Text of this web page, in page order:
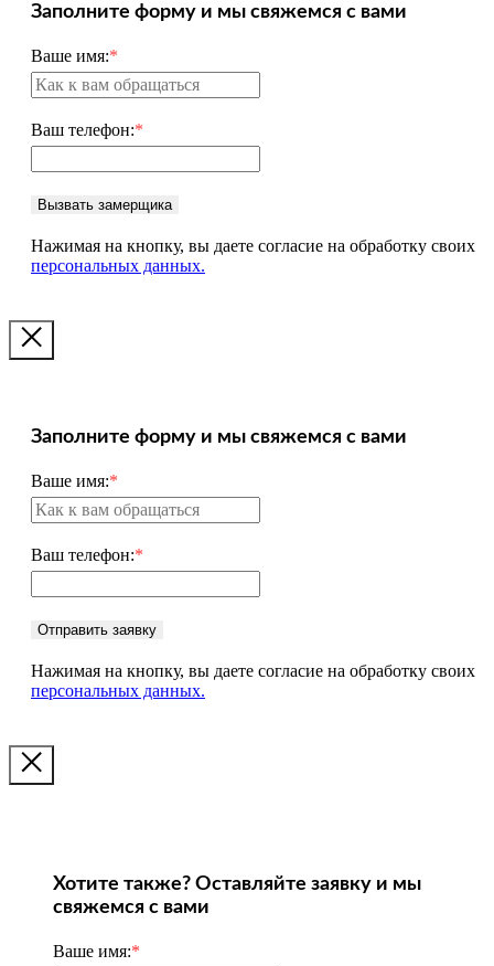
Заполните форму и мы свяжемся с вами
Ваше имя:*
Ваш телефон:*
Вызвать замерщика
Нажимая на кнопку, вы даете согласие на обработку своих
персональных данных.
Заполните форму и мы свяжемся с вами
Ваше имя:*
Ваш телефон:*
Отправить заявку
Нажимая на кнопку, вы даете согласие на обработку своих
персональных данных.
Хотите также? Оставляйте заявку и мы
свяжемся с вами
Ваше имя:*